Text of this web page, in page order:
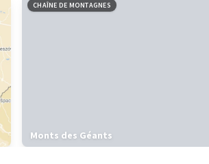
CHAÎNE DE MONTAGNES
Monts des Géants